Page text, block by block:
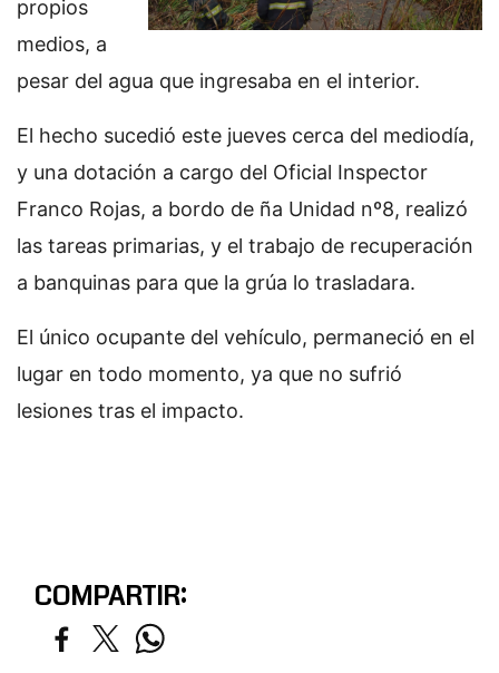
propios
medios, a
pesar del agua que ingresaba en el interior.
El hecho sucedió este jueves cerca del mediodía,
y una dotación a cargo del Oficial Inspector
Franco Rojas, a bordo de ña Unidad nº8, realizó
las tareas primarias, y el trabajo de recuperación
a banquinas para que la grúa lo trasladara.
El único ocupante del vehículo, permaneció en el
lugar en todo momento, ya que no sufrió
lesiones tras el impacto.
COMPARTIR: